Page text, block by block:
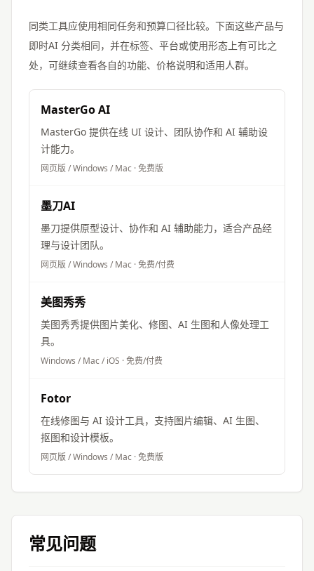
同类工具应使用相同任务和预算口径比较。下面这些产品与
即时AI 分类相同，并在标签、平台或使用形态上有可比之
处，可继续查看各自的功能、价格说明和适用人群。
MasterGo AI
MasterGo 提供在线 UI 设计、团队协作和 AI 辅助设
计能力。
网页版 / Windows / Mac ·免费版
墨刀AI
墨刀提供原型设计、协作和 AI 辅助能力，适合产品经
理与设计团队。
网页版 / Windows / Mac ·免费/付费
美图秀秀
美图秀秀提供图片美化、修图、AI 生图和人像处理工
具。
Windows / Mac / iOS ·免费/付费
Fotor
在线修图与 AI 设计工具，支持图片编辑、AI 生图、
抠图和设计模板。
网页版 / Windows / Mac ·免费版
常见问题